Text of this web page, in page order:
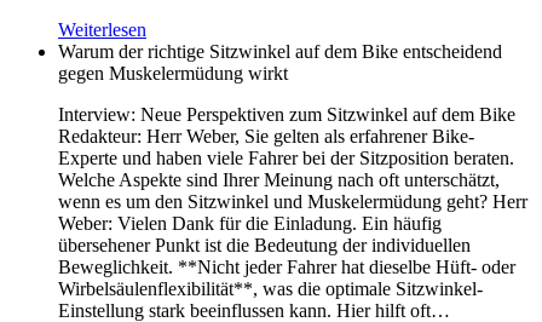
Weiterlesen
Warum der richtige Sitzwinkel auf dem Bike entscheidend
gegen Muskelermüdung wirkt
Interview: Neue Perspektiven zum Sitzwinkel auf dem Bike
Redakteur: Herr Weber, Sie gelten als erfahrener Bike-
Experte und haben viele Fahrer bei der Sitzposition beraten.
Welche Aspekte sind Ihrer Meinung nach oft unterschätzt,
wenn es um den Sitzwinkel und Muskelermüdung geht? Herr
Weber: Vielen Dank für die Einladung. Ein häufig
übersehener Punkt ist die Bedeutung der individuellen
Beweglichkeit. **Nicht jeder Fahrer hat dieselbe Hüft- oder
Wirbelsäulenflexibilität**, was die optimale Sitzwinkel-
Einstellung stark beeinflussen kann. Hier hilft oft…